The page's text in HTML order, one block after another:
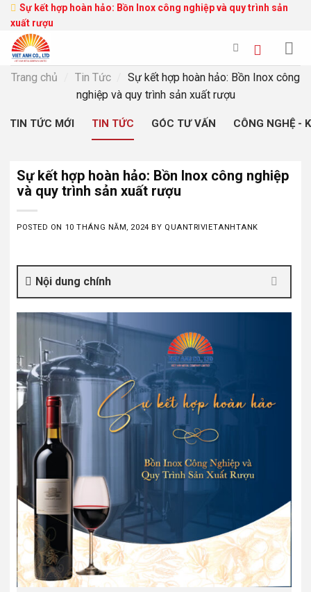
Skip
content
Sự kết hợp hoàn hảo: Bồn Inox công nghiệp và quy trình sản
xuất rượu
Trang chủ Tin Tức
Sự kết hợp hoàn hảo: Bồn Inox công
nghiệp và quy trình sản xuất rượu
TIN TỨC MỚI TIN TỨC GÓC TƯ VẤN CÔNG NGHỆ -
Sự kết hợp hoàn hảo: Bồn Inox công nghiệp
và quy trình sản xuất rượu
POSTED ON 10 THÁNG NĂM, 2024 BY QUANTRIVIETANHTANK
Nội dung chính